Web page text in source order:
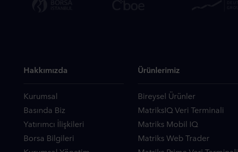
Hakkımızda
Kurumsal
Basında Biz
Yatırımcı İlişkileri
Borsa Bilgileri
Ürünlerimiz
Bireysel Ürünler
MatriksIQ Veri Terminali
Matriks Mobil IQ
Matriks Web Trader